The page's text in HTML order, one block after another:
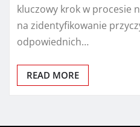
kluczowy krok w procesie
na zidentyfikowanie
odpowiednich…
READ MORE